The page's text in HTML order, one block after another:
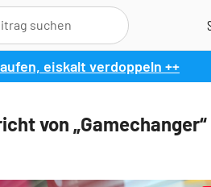
eiskalt verdoppeln ++
von